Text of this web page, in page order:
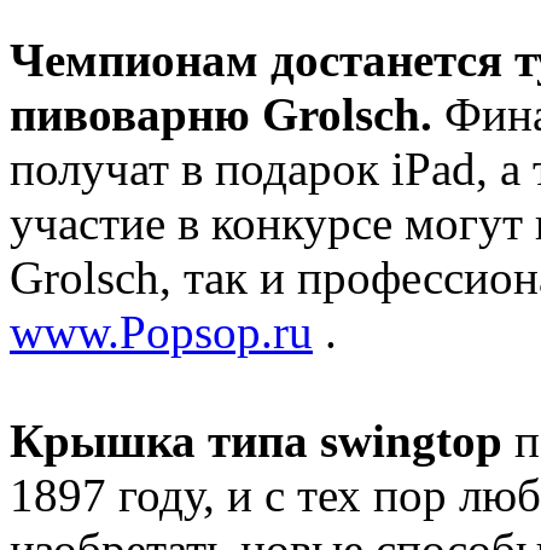
Чемпионам достанется
пивоварню Grolsch.
получат в подарок iPad,
участие в конкурсе
Grolsch, так и
www.Popsop.ru .
Крышка типа swingtop
1897 году, и с тех пор